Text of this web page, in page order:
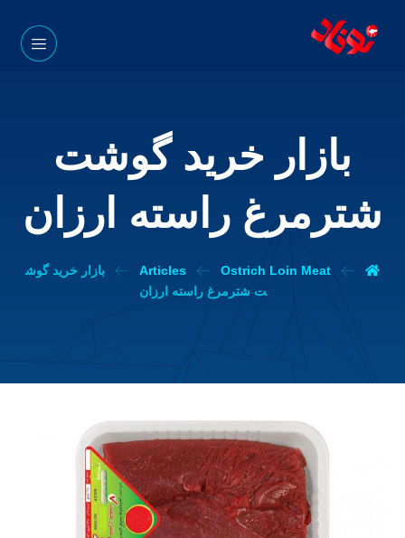
بازار خرید گوشت
شترمرغ راسته ارزان
Articles Ostrich Loin Meat
بازار خرید گوش
ت شترمرغ راسته ارزان